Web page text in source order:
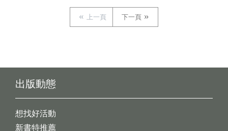
上一頁 下一頁
出版動態
想找好活動
新書特推薦